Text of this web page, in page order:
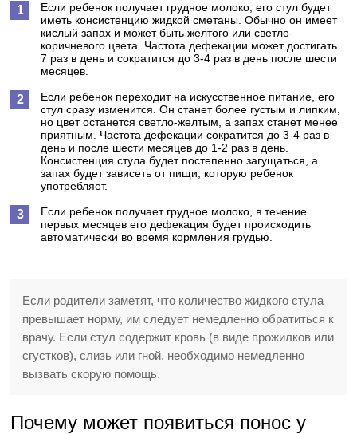
Если ребенок получает грудное молоко, его стул будет
иметь консистенцию жидкой сметаны. Обычно он имеет
кислый запах и может быть желтого или светло-
коричневого цвета. Частота дефекации может достигать
7 раз в день и сократится до 3-4 раз в день после шести
месяцев.
Если ребенок переходит на искусственное питание, его
стул сразу изменится. Он станет более густым и липким,
но цвет останется светло-желтым, а запах станет менее
приятным. Частота дефекации сократится до 3-4 раз в
день и после шести месяцев до 1-2 раз в день.
Консистенция стула будет постепенно загущаться, а
запах будет зависеть от пищи, которую ребенок
употребляет.
Если ребенок получает грудное молоко, в течение
первых месяцев его дефекация будет происходить
автоматически во время кормления грудью.
Если родители заметят, что количество жидкого стула
превышает норму, им следует немедленно обратиться к
врачу. Если стул содержит кровь (в виде прожилков или
сгустков), слизь или гной, необходимо немедленно
вызвать скорую помощь.
Почему может появиться понос у